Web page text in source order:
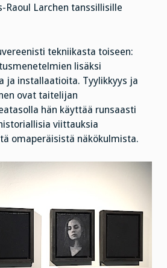
Raoul Larchen tanssillisille
tekniikasta toiseen:
lisäksi
ja installaatioita. Tyylikkyys ja
ovat taitelijan
hän käyttää runsaasti
viittauksia
omaperäisistä näkökulmista.